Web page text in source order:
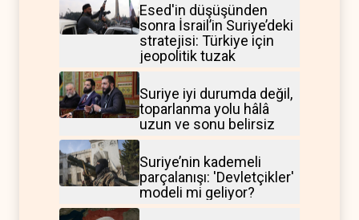
Esed'in düşüşünden
sonra İsrail’in Suriye’deki
stratejisi: Türkiye için
jeopolitik tuzak
Suriye iyi durumda değil,
toparlanma yolu hâlâ
uzun ve sonu belirsiz
Suriye’nin kademeli
parçalanışı: 'Devletçikler'
modeli mi geliyor?